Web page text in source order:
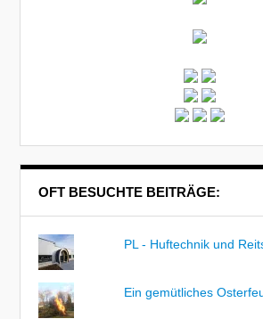
OFT BESUCHTE BEITRÄGE:
PL - Huftechnik und
Ein gemütliches